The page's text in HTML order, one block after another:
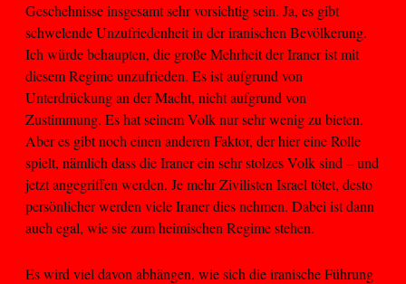
Geschehnisse insgesamt sehr vorsichtig sein. Ja, es gibt
schwelende Unzufriedenheit in der iranischen Bevölkerung.
Ich würde behaupten, die große Mehrheit der Iraner ist mit
diesem Regime unzufrieden. Es ist aufgrund von
Unterdrückung an der Macht, nicht aufgrund von
Zustimmung. Es hat seinem Volk nur sehr wenig zu bieten.
Aber es gibt noch einen anderen Faktor, der hier eine Rolle
spielt, nämlich dass die Iraner ein sehr stolzes Volk sind – und
jetzt angegriffen werden. Je mehr Zivilisten Israel tötet, desto
persönlicher werden viele Iraner dies nehmen. Dabei ist dann
auch egal, wie sie zum heimischen Regime stehen.
Es wird viel davon abhängen, wie sich die iranische Führung